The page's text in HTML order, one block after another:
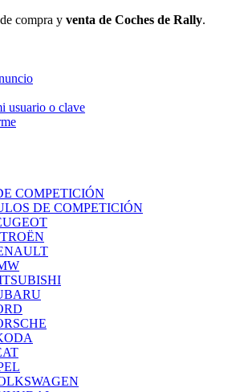
compra y venta de Coches de Rally.
usuario o clave
COMPETICIÓN
DE COMPETICIÓN